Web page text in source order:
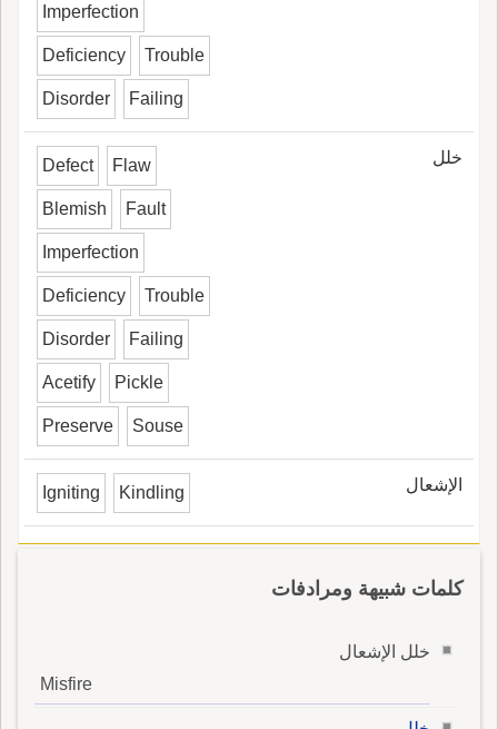
Imperfection
Deficiency Trouble
Disorder Failing
خلل Defect Flaw
Blemish Fault
Imperfection
Deficiency Trouble
Disorder Failing
Acetify Pickle
Preserve Souse
الإشعال Igniting Kindling
كلمات شبيهة ومرادفات
خلل الإشعال
Misfire